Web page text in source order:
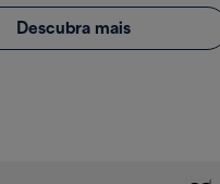
Descubra mais